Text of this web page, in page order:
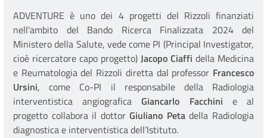
ADVENTURE è uno dei 4 progetti del Rizzoli finanziati
nell'ambito del Bando Ricerca Finalizzata 2024 del
Ministero della Salute, vede come PI (Principal Investigator,
cioè ricercatore capo progetto) Jacopo Ciaffi della Medicina
e Reumatologia del Rizzoli diretta dal professor Francesco
Ursini, come Co-PI il responsabile della Radiologia
interventistica angiograficaGiancarlo Facchini e al
progetto collabora il dottorGiuliano Petadella Radiologia
diagnostica e interventistica dell’Istituto.